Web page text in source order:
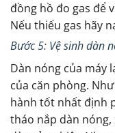
đồng hồ đo gas để
Nếu thiếu gas hãy
Bước 5: Vệ sinh dàn
Dàn nóng của máy
của căn phòng.
hành tốt nhất định
tháo nắp dàn